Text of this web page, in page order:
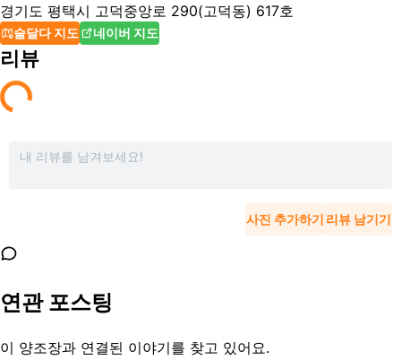
경기도 평택시 고덕중앙로 290(고덕동) 617호
술달다 지도 네이버 지도
리뷰
사진 추가하기 리뷰 남기기
연관 포스팅
이 양조장과 연결된 이야기를 찾고 있어요.